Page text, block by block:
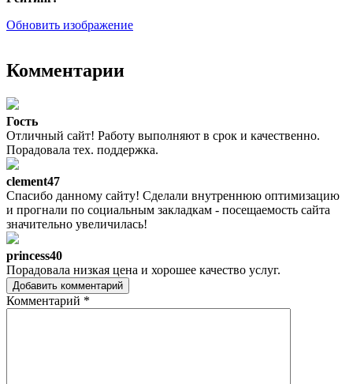
Обновить изображение
Комментарии
Гость
Отличный сайт! Работу выполняют в срок и качественно.
Порадовала тех. поддержка.
clement47
Спасибо данному сайту! Сделали внутреннюю оптимизацию
и прогнали по социальным закладкам - посещаемость сайта
значительно увеличилась!
princess40
Порадовала низкая цена и хорошее качество услуг.
Добавить комментарий
Комментарий *